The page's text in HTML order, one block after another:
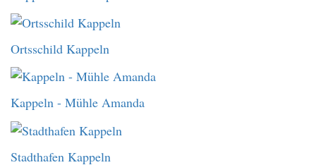
Ortsschild Kappeln
Kappeln - Mühle Amanda
Stadthafen Kappeln